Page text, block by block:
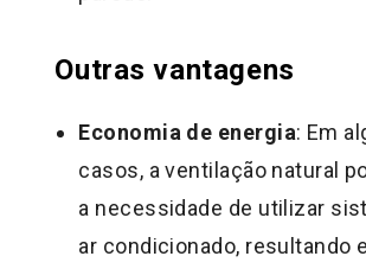
Outras vantagens
Economia de energia: Em
casos, a ventilação natural
a necessidade de utilizar
ar condicionado, resultando